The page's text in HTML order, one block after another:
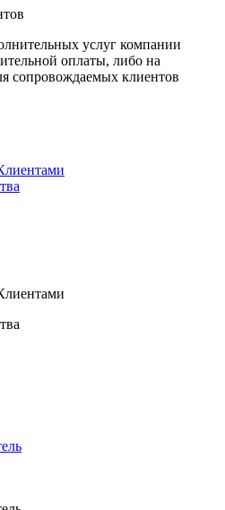
услуг компании
оплаты, либо на
сопровождаемых клиентов